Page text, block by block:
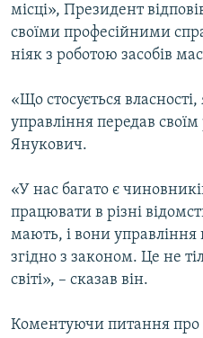
місці», Президент
своїми професійними
ніяк з роботою засобів
«Що стосується
управління передав
Янукович.
«У нас багато є
працювати в різні
мають, і вони управління
згідно з законом. Це не
світі», – сказав він.
Коментуючи питання про